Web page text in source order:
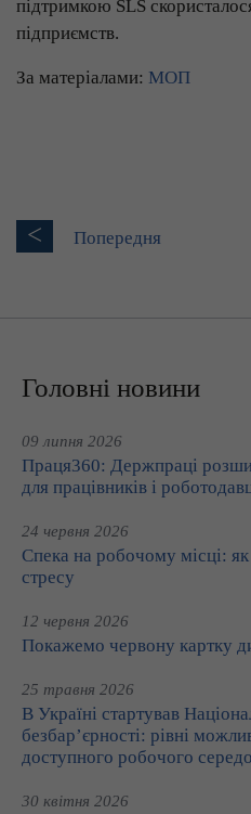
підтримкою SLS
підприємств.
За матеріалами: МОП
< Попередня
Головні новини
09 липня 2026
Праця360: Держпраці
для працівників і
24 червня 2026
Спека на робочому місці:
стресу
12 червня 2026
Покажемо червону картку
25 травня 2026
В Україні стартував
безбар’єрності: рівні
доступного робочого
30 квітня 2026